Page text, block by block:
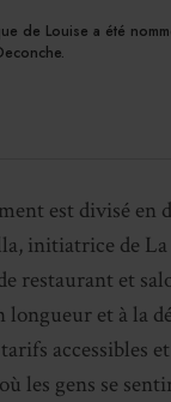
de Louise a été
est divisé en
initiatrice de La
restaurant et
longueur et à la
accessibles
les gens se